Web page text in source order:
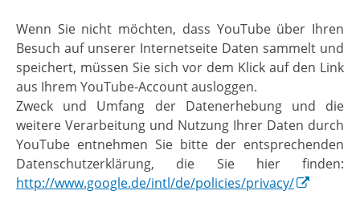
Wenn Sie nicht möchten, dass YouTube über Ihren
Besuch auf unserer Internetseite Daten sammelt und
speichert, müssen Sie sich vor dem Klick auf den Link
aus Ihrem YouTube-Account ausloggen.
Zweck und Umfang der Datenerhebung und die
weitere Verarbeitung und Nutzung Ihrer Daten durch
YouTube entnehmen Sie bitte der entsprechenden
Datenschutzerklärung, die Sie hier finden:
http://www.google.de/intl/de/policies/privacy/